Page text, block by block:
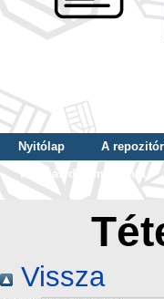
Nyitólap A
Tallózás dátum szerint
Vissza